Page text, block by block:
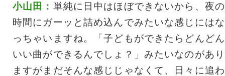
小山田： 単純に日中はほぼできないから、夜の
時間にガーッと詰め込んでみたいな感じにはな
っちゃいますね。「子どもができたらどんどん
いい曲ができるんでしょ？」みたいなのがあり
ますがまだそんな感じじゃなくて、日々に追わ